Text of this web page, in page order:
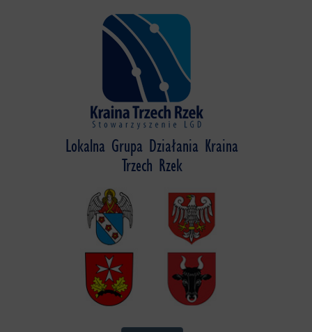
Lokalna Grupa Działania Kraina
Trzech Rzek